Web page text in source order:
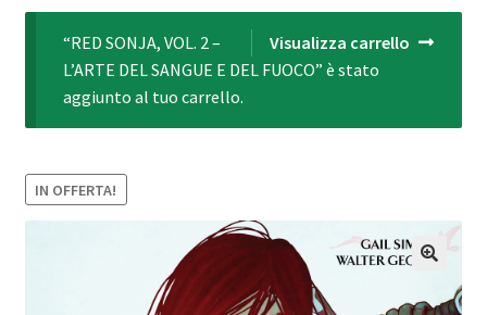
Visualizza carrello
“RED SONJA, VOL. 2 –
L’ARTE DEL SANGUE E DEL FUOCO” è stato
aggiunto al tuo carrello.
IN OFFERTA!